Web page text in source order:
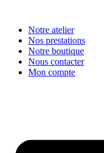
contenuNotre atelier
Nos prestations
Notre boutique
Nous contacter
Mon compte